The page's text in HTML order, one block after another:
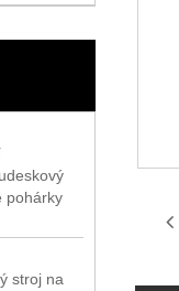
pohárky
stroj na